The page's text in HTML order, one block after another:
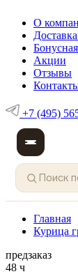
О
Акции
Отзывы
+7 (495)
Главная
Курица
предзаказ
48 ч